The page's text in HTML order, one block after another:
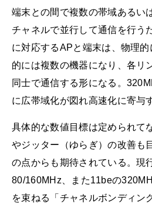
端末との間で複数の帯域あるい
チャネルで並行して通信を行う
に対応するAPと端末は、物理
的には複数の機器になり、各リ
同士で通信する形になる。
に広帯域化が図れ高速化に寄与
具体的な数値目標は定められて
やジッター（ゆらぎ）の改善も
の点からも期待されている。現
80/160MHz、また11beの
を束ねる「チャネルボンディン